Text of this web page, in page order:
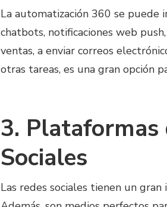
La automatización 360 se puede
chatbots, notificaciones web
ventas, a enviar correos
otras tareas, es una gran opción
3. Plataformas
Sociales
Las redes sociales tienen un